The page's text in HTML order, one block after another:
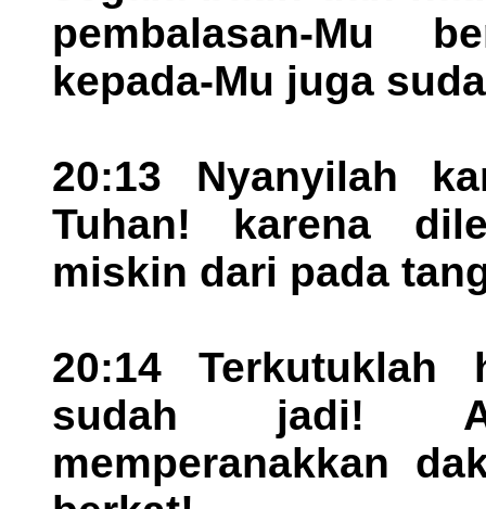
pembalasan-Mu
kepada-Mu juga
20:13 Nyanyilah
Tuhan! karena
miskin dari pada
20:14
sudah jadi!
memperanakkan